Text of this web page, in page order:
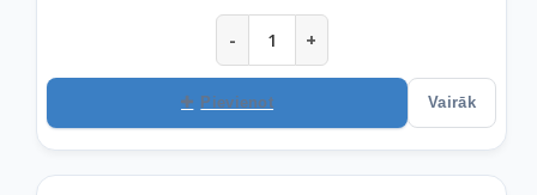
- +
Pievienot Vairāk